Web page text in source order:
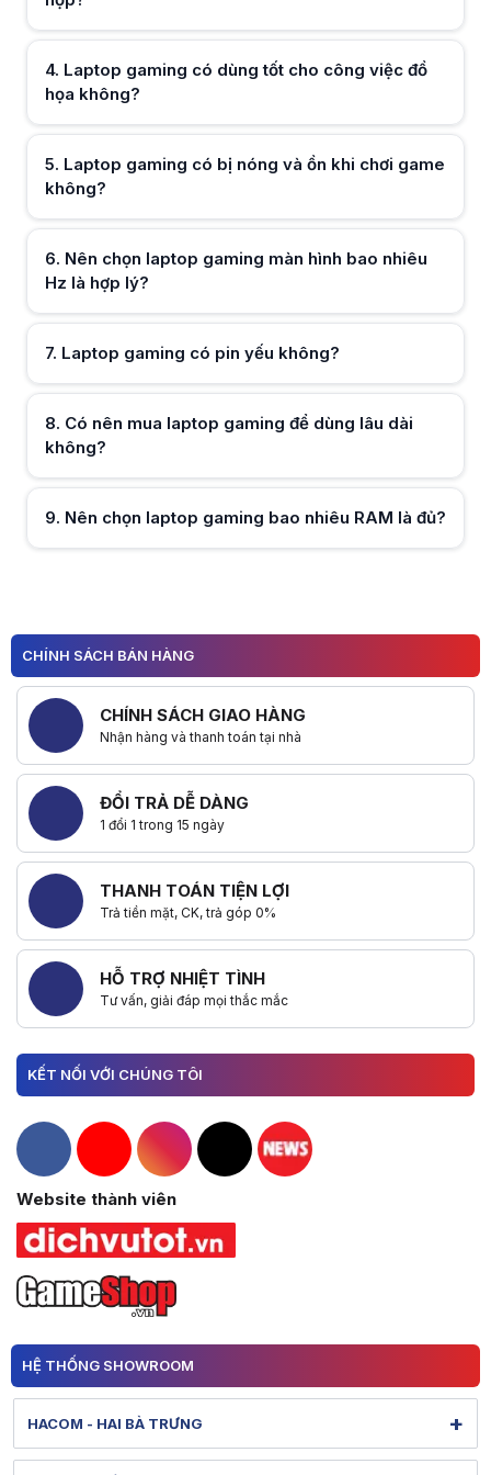
Nên chọn laptop gaming bao nhiêu RAM là đủ?
Tối thiểu nên chọn laptop gaming 16GB RAM để chơi game và làm
Hữu ích (0)
4. Laptop gaming có dùng tốt cho công việc đồ
họa không?
5. Laptop gaming có bị nóng và ồn khi chơi game
không?
6. Nên chọn laptop gaming màn hình bao nhiêu
Hz là hợp lý?
Hữu ích (0)
7. Laptop gaming có pin yếu không?
Hữu ích (0)
8. Có nên mua laptop gaming để dùng lâu dài
không?
9. Nên chọn laptop gaming bao nhiêu RAM là đủ?
Hữu ích (0)
2
4
CHÍNH SÁCH BÁN HÀNG
CHÍNH SÁCH GIAO HÀNG
Nhận hàng và thanh toán tại nhà
ĐỔI TRẢ DỄ DÀNG
1 đổi 1 trong 15 ngày
THANH TOÁN TIỆN LỢI
Trả tiền mặt, CK, trả góp 0%
HỖ TRỢ NHIỆT TÌNH
Tư vấn, giải đáp mọi thắc mắc
KẾT NỐI VỚI CHÚNG TÔI
Hacom Facebook
Hacom YouTube
Hacom Instagram
Hacom TikTok
Website thành viên
HỆ THỐNG SHOWROOM
HACOM - HAI BÀ TRƯNG +